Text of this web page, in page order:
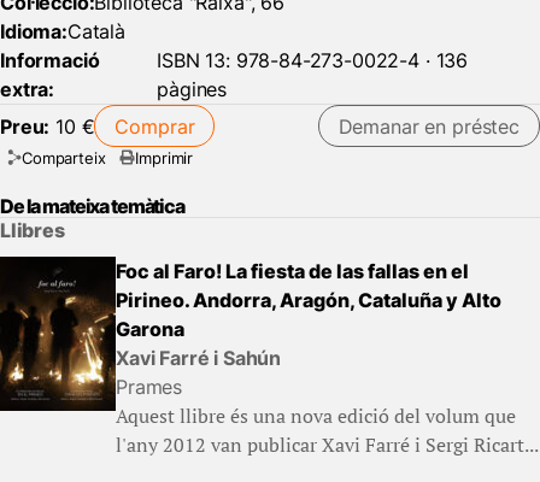
Idioma:Català
Informació
extra:
ISBN 13: 978-84-273-0022-4 · 136
pàgines
Preu: 10 € Comprar Demanar en préstec
Comparteix Imprimir
De la mateixa temàtica
Llibres
Foc al Faro! La fiesta de las fallas en el
Pirineo. Andorra, Aragón, Cataluña y Alto
Garona
Xavi Farré i Sahún
Prames
Aquest llibre és una nova edició del volum que
l'any 2012 van publicar Xavi Farré i Sergi Ricart...